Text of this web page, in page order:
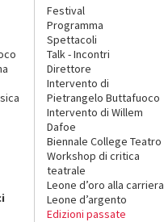
Festival
Programma
Spettacoli
Talk - Incontri
Direttore
Intervento di
Pietrangelo Buttafuoco
Intervento di Willem
Dafoe
Biennale College Teatro
Workshop di critica
teatrale
Leone d’oro alla carriera
Leone d’argento
Edizioni passate